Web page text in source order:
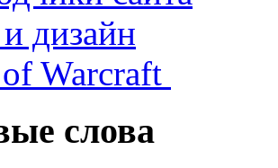
дизайн
Warcraft
слова